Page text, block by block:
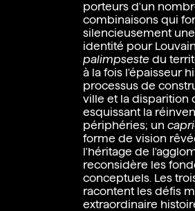
porteurs d'un
combinaisons qui
silencieusement
identité pour
palimpseste du
à la fois l'épaisseur
processus de
ville et la disparition
esquissant la
périphéries; un
forme de vision
l'héritage de
reconsidère les
conceptuels. Les
racontent les défis
extraordinaire